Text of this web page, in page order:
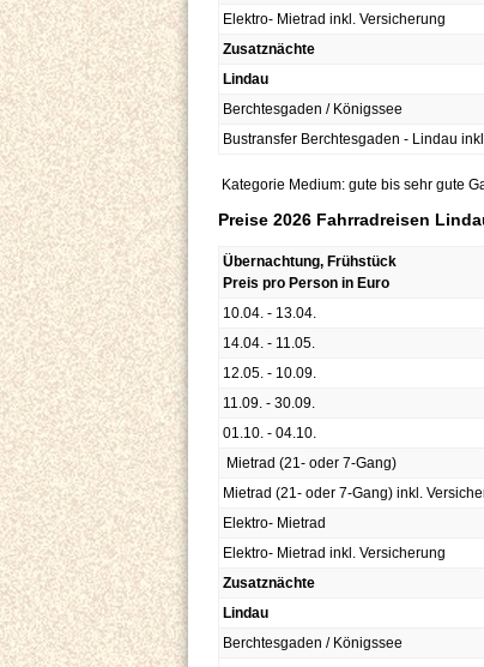
Elektro- Mietrad inkl. Versicherung
Zusatznächte
Lindau
Berchtesgaden / Königssee
Bustransfer Berchtesgaden - Lindau
Kategorie Medium: gute bis sehr gute
Preise 2026 Fahrradreisen
Übernachtung, Frühstück
Preis pro Person in Euro
10.04. - 13.04.
14.04. - 11.05.
12.05. - 10.09.
11.09. - 30.09.
01.10. - 04.10.
Mietrad (21- oder 7-Gang)
Mietrad (21- oder 7-Gang) inkl.
Elektro- Mietrad
Elektro- Mietrad inkl. Versicherung
Zusatznächte
Lindau
Berchtesgaden / Königssee